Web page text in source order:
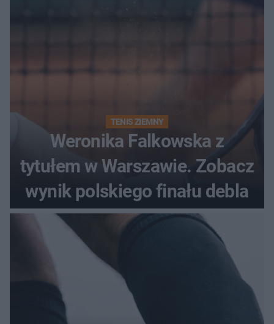
TENIS ZIEMNY
Weronika Falkowska z
tytułem w Warszawie. Zobacz
wynik polskiego finału debla